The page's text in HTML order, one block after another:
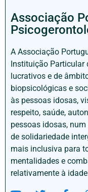
Associação
A Associação
Instituição Particular
lucrativos e de
biopsicológicas e
às pessoas idosas,
respeito, saúde,
pessoas idosas,
de solidariedade
mais inclusiva para
mentalidades e
relativamente à